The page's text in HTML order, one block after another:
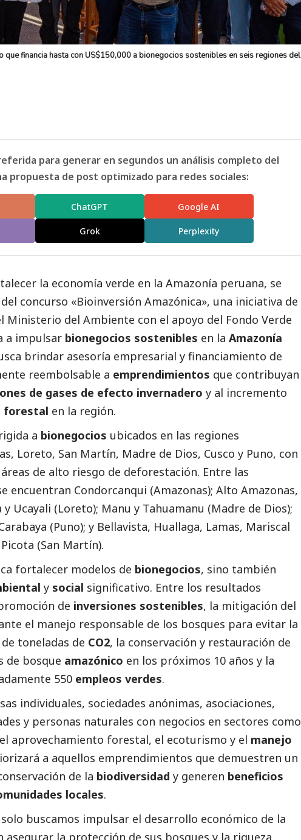
que financia hasta con US$150,000 a bionegocios sostenibles en seis regiones del
para generar en segundos un análisis completo del
propuesta de post optimizado para redes sociales:
ChatGPT Google AI
Grok Perplexity
la economía verde en la Amazonía peruana, se
concurso «Bioinversión Amazónica», una iniciativa de
Ministerio del Ambiente con el apoyo del Fondo Verde
a impulsar bionegocios sostenibles en la Amazonía
brindar asesoría empresarial y financiamiento de
reembolsable a emprendimientos que contribuyan
de gases de efecto invernadero y al incremento
forestal en la región.
a bionegocios ubicados en las regiones
Loreto, San Martín, Madre de Dios, Cusco y Puno, con
de alto riesgo de deforestación. Entre las
encuentran Condorcanqui (Amazonas); Alto Amazonas,
Ucayali (Loreto); Manu y Tahuamanu (Madre de Dios);
(Puno); y Bellavista, Huallaga, Lamas, Mariscal
(San Martín).
fortalecer modelos de bionegocios, sino también
y social significativo. Entre los resultados
de inversiones sostenibles, la mitigación del
el manejo responsable de los bosques para evitar la
toneladas de CO2, la conservación y restauración de
de bosque amazónico en los próximos 10 años y la
550 empleos verdes.
individuales, sociedades anónimas, asociaciones,
y personas naturales con negocios en sectores como
aprovechamiento forestal, el ecoturismo y el manejo
a aquellos emprendimientos que demuestren un
de la biodiversidad y generen beneficios
locales.
buscamos impulsar el desarrollo económico de la